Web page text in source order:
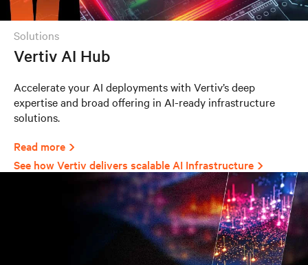
solutions
Vertiv AI Hub
Accelerate your AI deployments with Vertiv’s deep
expertise and broad offering in AI-ready infrastructure
solutions.
Read more
See how Vertiv delivers scalable AI Infrastructure